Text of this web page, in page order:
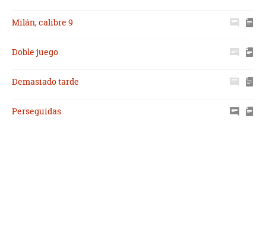
Milán, calibre 9
Doble juego
Demasiado tarde
Perseguidas